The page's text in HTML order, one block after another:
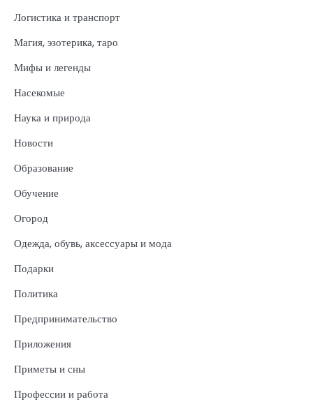
Логистика и транспорт
Магия, эзотерика, таро
Мифы и легенды
Насекомые
Наука и природа
Новости
Образование
Обучение
Огород
Одежда, обувь, аксессуары и мода
Подарки
Политика
Предпринимательство
Приложения
Приметы и сны
Профессии и работа